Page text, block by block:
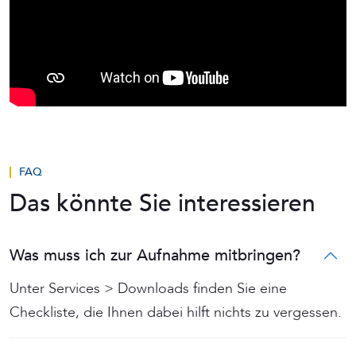
FAQ
Das könnte Sie interessieren
Was muss ich zur Aufnahme mitbringen?
Unter Services > Downloads finden Sie eine
Checkliste, die Ihnen dabei hilft nichts zu vergessen.